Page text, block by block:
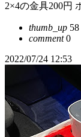
2×4の金具200円
thumb_up 58
comment0
2022/07/24 12:53